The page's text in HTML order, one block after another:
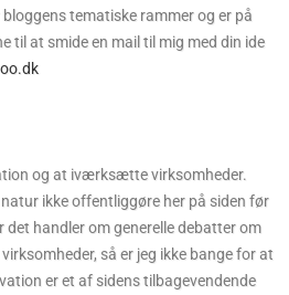
tematiske rammer og er på
til at smide en mail til mig med din ide
og at iværksætte virksomheder.
ikke offentliggøre her på siden før
det handler om generelle debatter om
så er jeg ikke bange for at
er et af sidens tilbagevendende